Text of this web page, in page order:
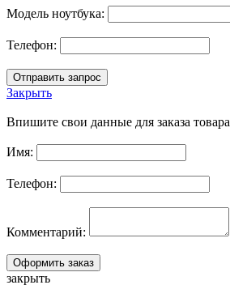
Модель ноутбука:
Телефон:
Закрыть
Впишите свои данные для заказа товара
Имя:
Телефон:
Комментарий:
закрыть